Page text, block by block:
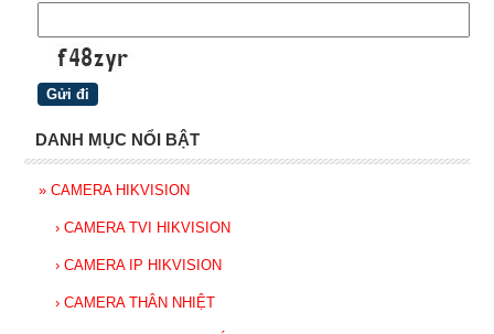
DANH MỤC NỔI BẬT
» CAMERA HIKVISION
› CAMERA TVI HIKVISION
› CAMERA IP HIKVISION
› CAMERA THÂN NHIỆT